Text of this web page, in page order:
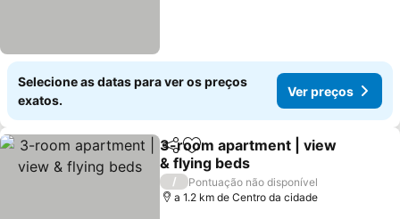
Selecione as datas para ver os preços
exatos.
Ver preços
PartilharAdicionar aos favoritos
3-room apartment | view
& flying beds
Ver preços
/
Pontuação não disponível
a 1.2 km de Centro da cidade